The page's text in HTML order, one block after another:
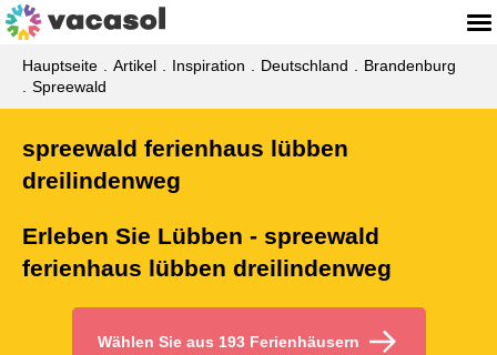
Hauptseite Artikel Inspiration Deutschland
Brandenburg
Spreewald
spreewald ferienhaus lübben
dreilindenweg
Erleben Sie Lübben - spreewald
ferienhaus lübben dreilindenweg
Wählen Sie aus 193 Ferienhäusern